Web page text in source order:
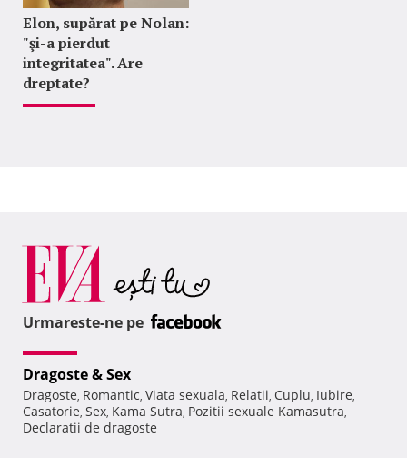
Elon, supărat pe Nolan:
"şi-a pierdut
integritatea". Are
dreptate?
Urmareste-ne pe
Dragoste & Sex
Dragoste, Romantic, Viata sexuala, Relatii, Cuplu, Iubire,
Casatorie, Sex, Kama Sutra, Pozitii sexuale Kamasutra,
Declaratii de dragoste